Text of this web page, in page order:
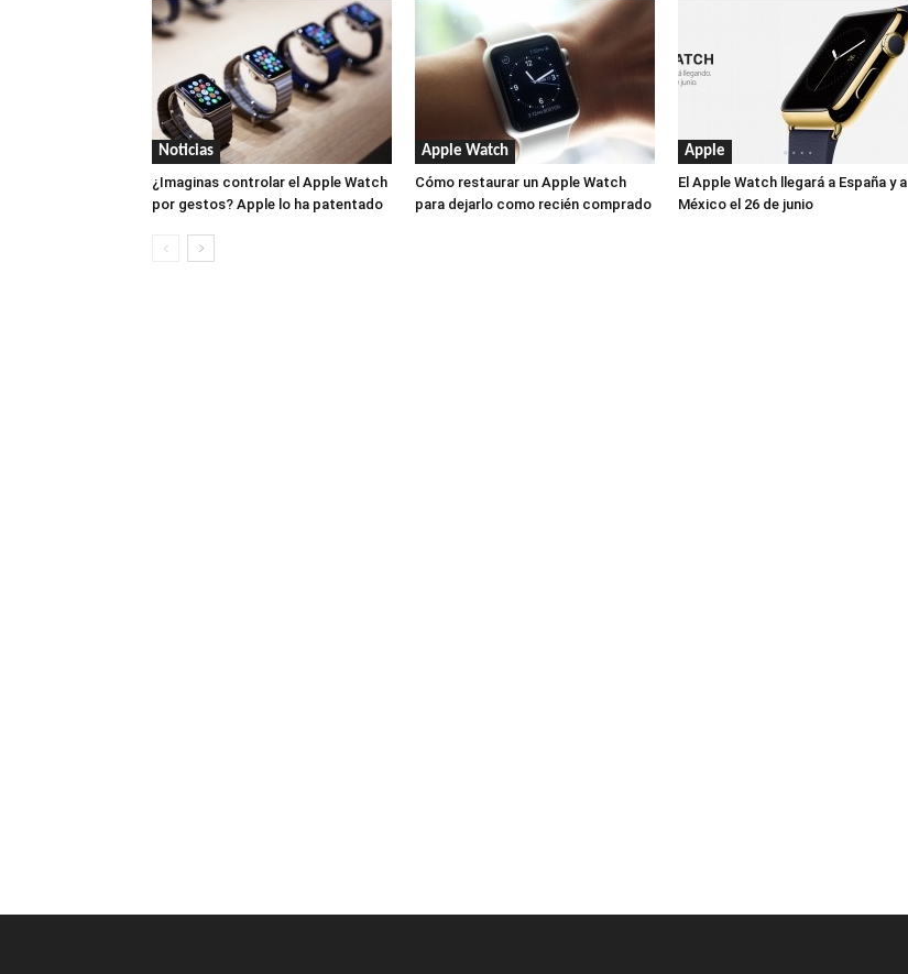
Noticias
¿Imaginas controlar el Apple Watch
por gestos? Apple lo ha patentado
Apple Watch
Cómo restaurar un Apple Watch
para dejarlo como recién comprado
Apple
El Apple Watch llegará a España y a
México el 26 de junio